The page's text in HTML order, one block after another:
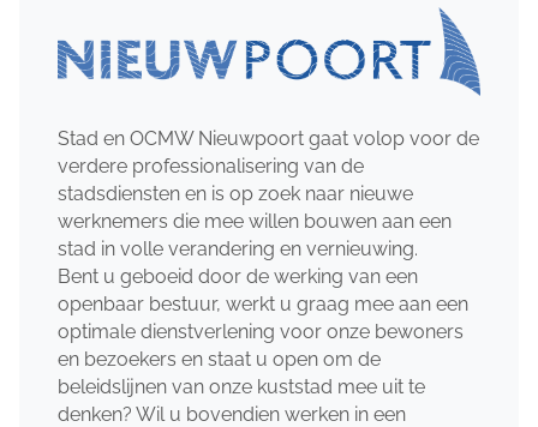
Stad en OCMW Nieuwpoort gaat volop voor de
verdere professionalisering van de
stadsdiensten en is op zoek naar nieuwe
werknemers die mee willen bouwen aan een
stad in volle verandering en vernieuwing.
Bent u geboeid door de werking van een
openbaar bestuur, werkt u graag mee aan een
optimale dienstverlening voor onze bewoners
en bezoekers en staat u open om de
beleidslijnen van onze kuststad mee uit te
denken? Wil u bovendien werken in een